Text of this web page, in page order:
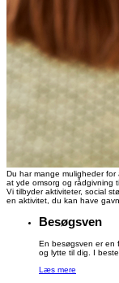
Du har mange muligheder
at yde omsorg og rådgivning
Vi tilbyder aktiviteter, social
en aktivitet, du kan have
Besøgsven
En besøgsven er en
og lytte til dig. I
Læs mere